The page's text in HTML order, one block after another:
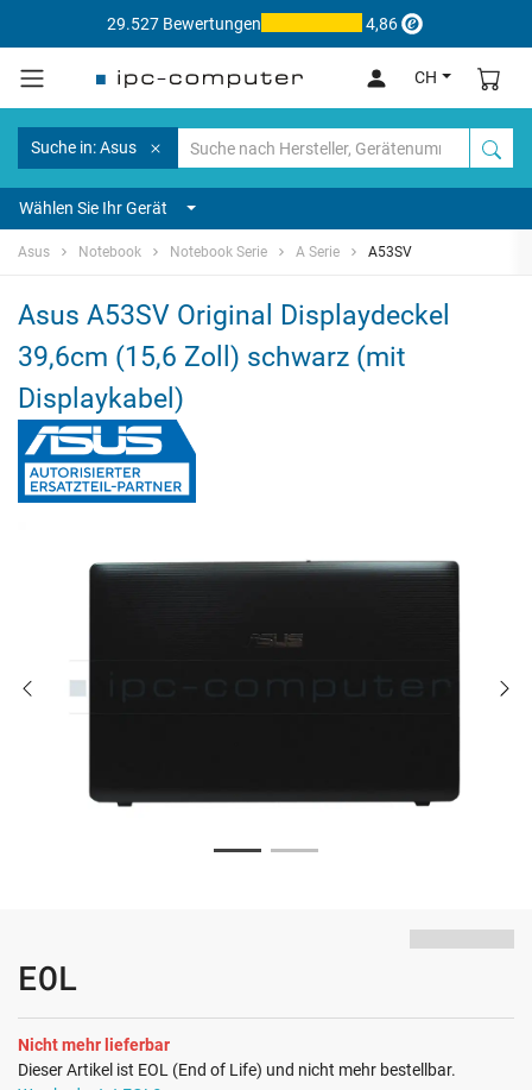
29.527 Bewertungen 4,86
CH
Suche in: Asus
Wählen Sie Ihr Gerät
Asus Notebook Notebook Serie A Serie A53SV
Asus A53SV Original Displaydeckel
39,6cm (15,6 Zoll) schwarz (mit
Displaykabel)
EOL
Nicht mehr lieferbar
Dieser Artikel ist EOL (End of Life) und nicht mehr bestellbar.